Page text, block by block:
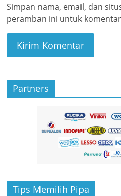
Simpan nama, email, dan
peramban ini untuk
Partners
Tips Memilih Pipa